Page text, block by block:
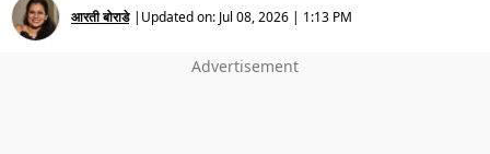
आरती बोराडे | Updated on: Jul 08, 2026 | 1:13 PM